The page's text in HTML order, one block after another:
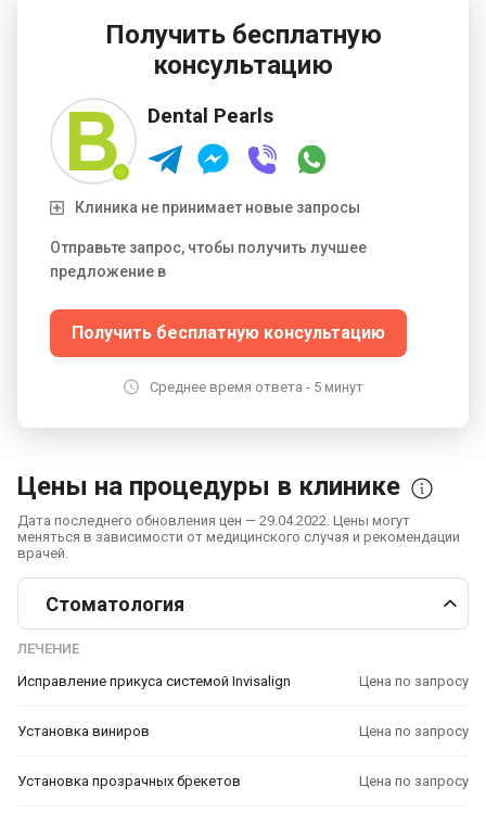
неотложный стоматолог может оказать неотложную
стоматологическую помощь, если вы неожиданно
столкнетесь с стоматологической проблемой.
Запишитесь на прием к стоматологу сегодня и
сохраните свои зубы и десны здоровыми.
Получить бесплатную
консультацию
Dental Pearls
Клиника не принимает новые запросы
Отправьте запрос, чтобы получить лучшее
предложение в
Получить бесплатную консультацию
Среднее время ответа - 5 минут
Цены на процедуры в клинике
Дата последнего обновления цен — 29.04.2022. Цены могут
меняться в зависимости от медицинского случая и рекомендации
врачей.
Стоматология
ЛЕЧЕНИЕ
Исправление прикуса системой Invisalign
Цена по запросу
Установка виниров Цена по запросу
Установка прозрачных брекетов Цена по запросу